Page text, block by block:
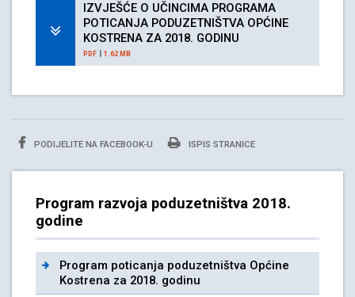
IZVJEŠĆE O UČINCIMA PROGRAMA
POTICANJA PODUZETNIŠTVA OPĆINE
KOSTRENA ZA 2018. GODINU
PDF | 1.62 MB
PODIJELITE NA FACEBOOK-U ISPIS STRANICE
Program razvoja poduzetništva 2018.
godine
Program poticanja poduzetništva Općine
Kostrena za 2018. godinu